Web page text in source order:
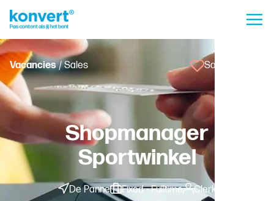
Vacancies/ Sales Save vacancy
Shopmanager
Sportwinkel
De Panne Fixed - Fulltime Clerk